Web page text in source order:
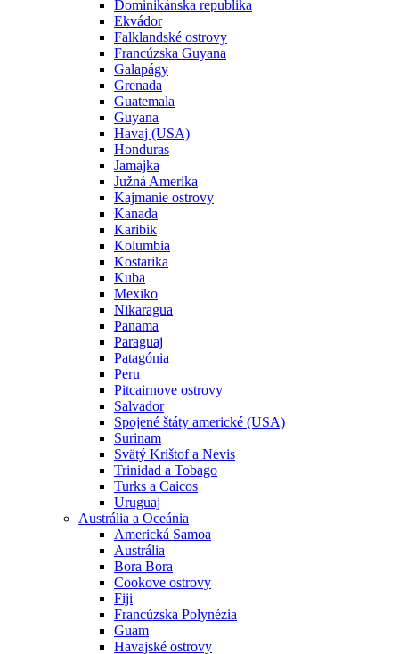
Dominikánska republika
Ekvádor
Falklandské ostrovy
Francúzska Guyana
Galapágy
Grenada
Guatemala
Guyana
Havaj (USA)
Honduras
Jamajka
Južná Amerika
Kajmanie ostrovy
Kanada
Karibik
Kolumbia
Kostarika
Kuba
Mexiko
Nikaragua
Panama
Paraguaj
Patagónia
Peru
Pitcairnove ostrovy
Salvador
Spojené štáty americké (USA)
Surinam
Svätý Krištof a Nevis
Trinidad a Tobago
Turks a Caicos
Uruguaj
Austrália a Oceánia
Americká Samoa
Austrália
Bora Bora
Cookove ostrovy
Fiji
Francúzska Polynézia
Guam
Havajské ostrovy